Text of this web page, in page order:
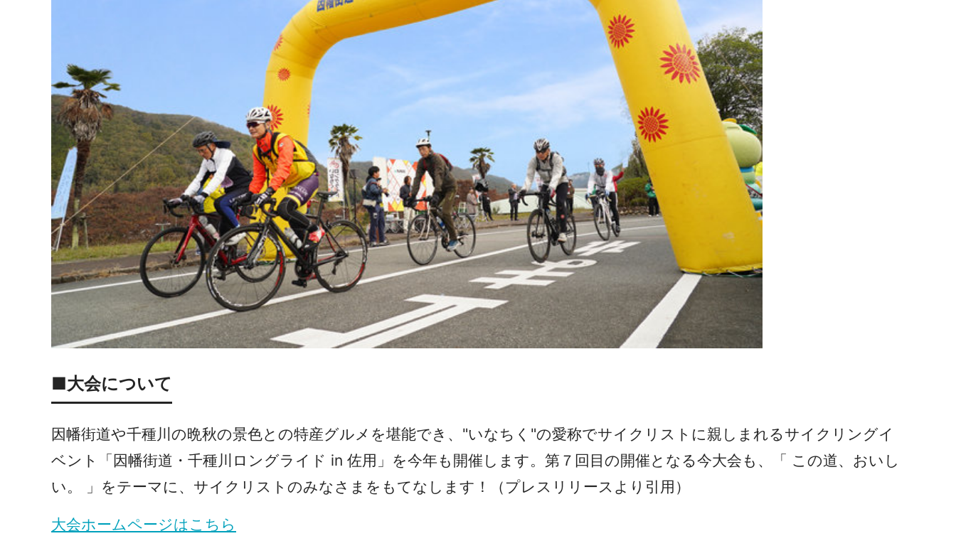
■大会について
因幡街道や千種川の晩秋の景色との特産グルメを堪能でき、"いなちく"の愛称でサイクリストに親しまれるサイクリングイ
ベント「因幡街道・千種川ロングライド in 佐用」を今年も開催します。第７回目の開催となる今大会も、「 この道、おいし
い。 」をテーマに、サイクリストのみなさまをもてなします！（プレスリリースより引用）
大会ホームページはこちら